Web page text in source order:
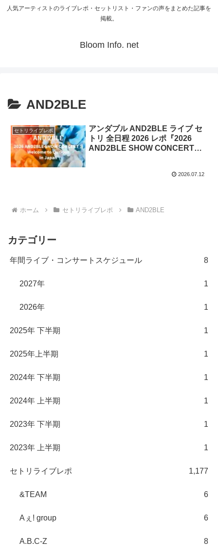
人気アーティストのライブレポ・セットリスト・ファンの声をまとめた記事を
掲載。
Bloom Info. net
AND2BLE
セトリライブレポ
アンダブル AND2BLE ライブ セ
トリ 全日程 2026 レポ『2026
AND2BLE SHOW CONCERT：
2026.07.12
ホーム セトリライブレポ AND2BLE
カテゴリー
年間ライブ・コンサートスケジュール 8
2027年 1
2026年 1
2025年 下半期 1
2025年上半期 1
2024年 下半期 1
2024年 上半期 1
2023年 下半期 1
2023年 上半期 1
セトリライブレポ 1,177
&TEAM 6
Aぇ! group 6
A.B.C-Z 8